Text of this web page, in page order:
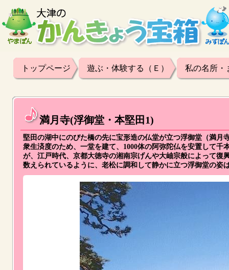
トップページ 遊ぶ・体験する（Ｅ） 私の名所・
満月寺(浮御堂・本堅田1)
堅田の湖中にのびた橋の先に宝形造の仏堂が立つ浮御堂（満月
衆生済度のため、一堂を建て、1000体の阿弥陀仏を安置して
が、江戸時代、京都大徳寺の湘南宗げんや大岫宗般によって
数えられているように、老松に調和して静かに立つ浮御堂の姿